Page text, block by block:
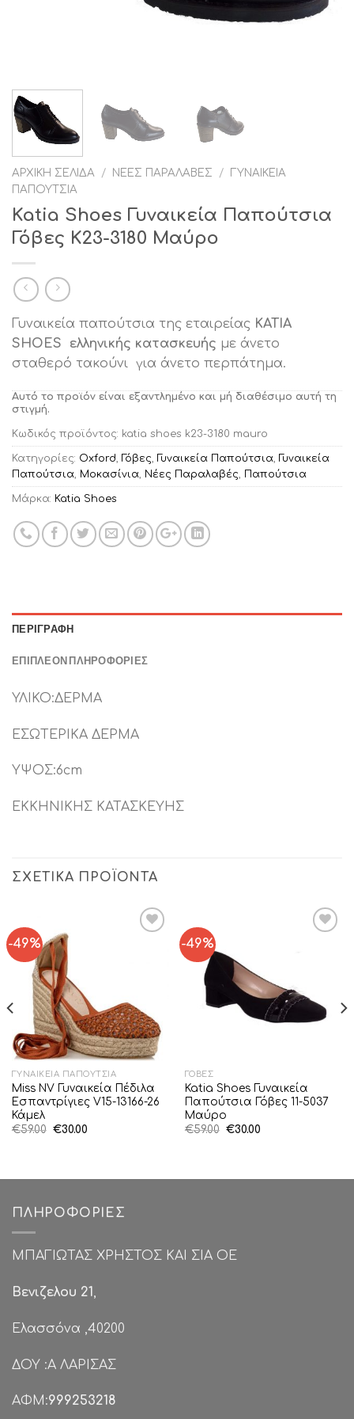
ΑΡΧΙΚΉ ΣΕΛΊΔΑ / ΝΈΕΣ ΠΑΡΑΛΑΒΈΣ /
ΓΥΝΑΙΚΕΊΑ
ΠΑΠΟΎΤΣΙΑ
Katia Shoes Γυναικεία Παπούτσια
Γόβες K23-3180 Μαύρο
Γυναικεία παπούτσια της εταιρείας KATIA
SHOES ελληνικής κατασκευής με άνετο
σταθερό τακούνι για άνετο περπάτημα.
Αυτό το προϊόν είναι εξαντλημένο και μή διαθέσιμο αυτή τη
στιγμή.
Κωδικός προϊόντος: katia shoes k23-3180 mauro
Κατηγορίες: Oxford, Γόβες, Γυναικεία Παπούτσια, Γυναικεία
Παπούτσια, Μοκασίνια, Νέες Παραλαβές, Παπούτσια
Μάρκα: Katia Shoes
ΠΕΡΙΓΡΑΦΉ
ΕΠΙΠΛΈΟΝ ΠΛΗΡΟΦΟΡΊΕΣ
ΥΛΙΚΟ:ΔΕΡΜΑ
ΕΣΩΤΕΡΙΚΑ ΔΕΡΜΑ
ΥΨΟΣ:6cm
ΕΚΚΗΝΙΚΗΣ ΚΑΤΑΣΚΕΥΗΣ
ΣΧΕΤΙΚΆ ΠΡΟΪΌΝΤΑ
-49%
ΓΥΝΑΙΚΕΊΑ ΠΑΠΟΎΤΣΙΑ
Miss NV Γυναικεία Πέδιλα
Εσπαντρίγιες V15-13166-26
Κάμελ
€59.00 Original
€30.00Η
-49%
ΓΌΒΕΣ
Katia Shoes Γυναικεία
Παπούτσια Γόβες 11-5037
Μαύρο
€59.00 Original
€30.00Η
ΠΛΗΡΟΦΟΡΊΕΣ
ΜΠΑΓΙΩΤΑΣ ΧΡΗΣΤΟΣ ΚΑΙ ΣΙΑ ΟΕ
Βενιζελου 21,
Ελασσόνα ,40200
ΔΟΥ :Α ΛΑΡΙΣΑΣ
ΑΦΜ:999253218